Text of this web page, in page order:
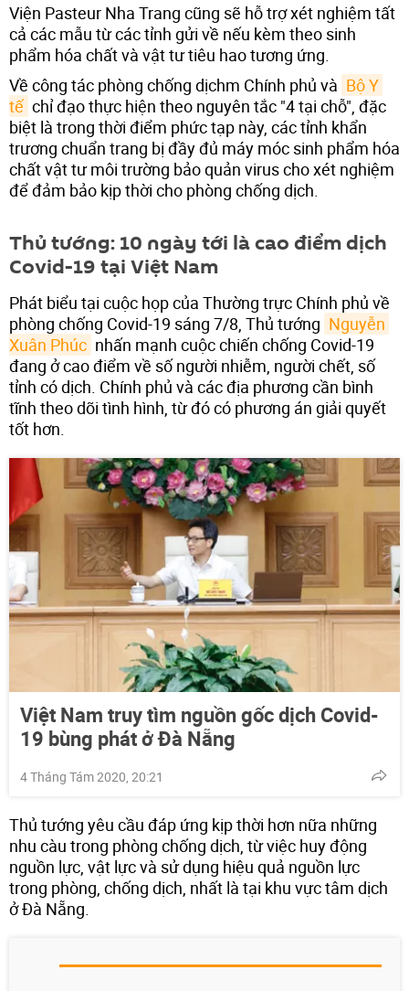
Viện Pasteur Nha Trang cũng sẽ hỗ trợ xét nghiệm tất
cả các mẫu từ các tỉnh gửi về nếu kèm theo sinh
phẩm hóa chất và vật tư tiêu hao tương ứng.
Về công tác phòng chống dịchm Chính phủ và Bộ Y
tế chỉ đạo thực hiện theo nguyên tắc "4 tại chỗ", đặc
biệt là trong thời điểm phức tạp này, các tỉnh khẩn
trương chuẩn trang bị đầy đủ máy móc sinh phẩm hóa
chất vật tư môi trường bảo quản virus cho xét nghiệm
để đảm bảo kịp thời cho phòng chống dịch.
Thủ tướng: 10 ngày tới là cao điểm dịch
Covid-19 tại Việt Nam
Phát biểu tại cuộc họp của Thường trực Chính phủ về
phòng chống Covid-19 sáng 7/8, Thủ tướng Nguyễn
Xuân Phúc nhấn mạnh cuộc chiến chống Covid-19
đang ở cao điểm về số người nhiễm, người chết, số
tỉnh có dịch. Chính phủ và các địa phương cần bình
tĩnh theo dõi tình hình, từ đó có phương án giải quyết
tốt hơn.
Việt Nam truy tìm nguồn gốc dịch Covid-
19 bùng phát ở Đà Nẵng
4 Tháng Tám 2020, 20:21
Thủ tướng yêu cầu đáp ứng kịp thời hơn nữa những
nhu càu trong phòng chống dịch, từ việc huy động
nguồn lực, vật lực và sử dụng hiệu quả nguồn lực
trong phòng, chống dịch, nhất là tại khu vực tâm dịch
ở Đà Nẵng.